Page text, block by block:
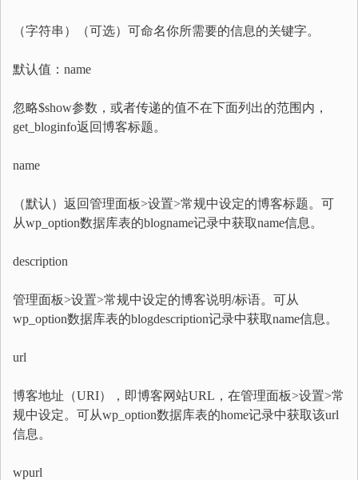
（字符串）（可选）可命名你所需要的信息的关键字。
默认值：name
忽略$show参数，或者传递的值不在下面列出的范围内，
get_bloginfo返回博客标题。
name
（默认）返回管理面板>设置>常规中设定的博客标题。可
从wp_option数据库表的blogname记录中获取name信息。
description
管理面板>设置>常规中设定的博客说明/标语。可从
wp_option数据库表的blogdescription记录中获取name信息。
url
博客地址（URI），即博客网站URL，在管理面板>设置>常
规中设定。可从wp_option数据库表的home记录中获取该url
信息。
wpurl